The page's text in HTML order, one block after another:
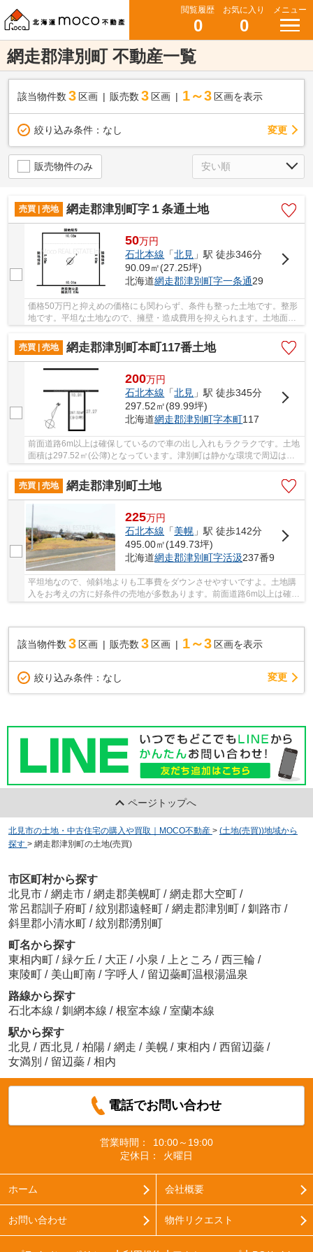
閲覧履歴
0
お気に入り
0
メニュー
網走郡津別町 不動産一覧
該当物件数 3 区画 販売数 3 区画 1～3 区画を表示
絞り込み条件： なし 変更
販売物件のみ
売買 | 売地 網走郡津別町字１条通土地
50万円
石北本線 「北見 」駅 徒歩346分
90.09㎡(27.25坪)
北海道網走郡津別町字一条通29
価格50万円と抑えめの価格にも関わらず、条件も整った土地です。整形
地です。平坦な土地なので、擁壁・造成費用を抑えられます。土地面積
売買 | 売地
網走郡津別町本町117番土地
200万円
石北本線 「北見 」駅 徒歩345分
297.52㎡(89.99坪)
北海道網走郡津別町字本町117
前面道路6m以上は確保しているので車の出し入れもラクラクです。土地
面積は297.52㎡(公簿)となっています。津別町は静かな環境で周辺は自
売買 | 売地
網走郡津別町土地
225万円
石北本線 「美幌 」駅 徒歩142分
495.00㎡(149.73坪)
北海道網走郡津別町字活汲237番9
平坦地なので、傾斜地よりも工事費をダウンさせやすいですよ。土地購
入をお考えの方に好条件の売地が多数あります。前面道路6m以上は確保
該当物件数 3 区画 販売数 3 区画 1～3 区画を表示
絞り込み条件： なし 変更
ページトップへ
北見市の土地・中古住宅の購入や買取｜MOCO不動産 > (土地(売買))地域から
探す > 網走郡津別町の土地(売買)
市区町村から探す
北見市 / 網走市 / 網走郡美幌町 / 網走郡大空町 /
常呂郡訓子府町 / 紋別郡遠軽町 / 網走郡津別町 / 釧路市 /
斜里郡小清水町 / 紋別郡湧別町
町名から探す
東相内町 / 緑ケ丘 / 大正 / 小泉 / 上ところ / 西三輪 /
東陵町 / 美山町南 / 字呼人 / 留辺蘂町温根湯温泉
路線から探す
石北本線 / 釧網本線 / 根室本線 / 室蘭本線
駅から探す
北見 / 西北見 / 柏陽 / 網走 / 美幌 / 東相内 / 西留辺蘂 /
女満別 / 留辺蘂 / 相内
電話でお問い合わせ
営業時間：
10:00～19:00
定休日：
火曜日
ホーム 会社概要
お問い合わせ 物件リクエスト